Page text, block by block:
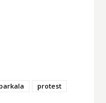
protest